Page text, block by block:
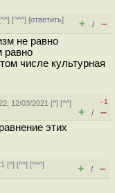
^^] [^^^] [ответить]
+ / –
не равно
равно
числе культурная
12/03/2021 [^] [^^]
–1
+ / –
этих
[^] [^^] [^^^]
+ / –